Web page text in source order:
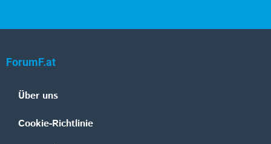
ForumF.at
Über uns
Cookie-Richtlinie